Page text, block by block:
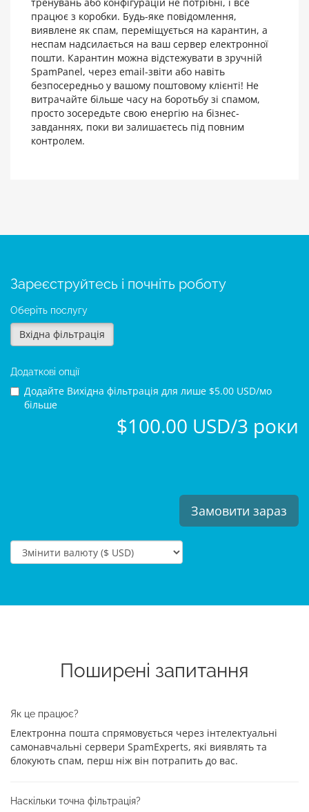
працює з коробки. Будь-яке повідомлення,
виявлене як спам, переміщується на карантин, а
неспам надсилається на ваш сервер електронної
пошти. Карантин можна відстежувати в зручній
SpamPanel, через email-звіти або навіть
безпосередньо у вашому поштовому клієнті! Не
витрачайте більше часу на боротьбу зі спамом,
просто зосередьте свою енергію на бізнес-
завданнях, поки ви залишаєтесь під повним
контролем.
Зареєструйтесь і почніть роботу
Оберіть послугу
Вхідна фільтрація
Додаткові опції
Додайте Вихідна фільтрація для лише $5.00 USD/мо
більше
$100.00 USD/3 роки
Замовити зараз
Поширені запитання
Як це працює?
Електронна пошта спрямовується через інтелектуальні
самонавчальні сервери SpamExperts, які виявлять та
блокують спам, перш ніж він потрапить до вас.
Наскільки точна фільтрація?